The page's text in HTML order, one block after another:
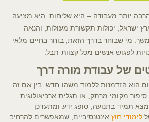
יותר מעבודה – היא שליחות. היא מציעה
ישראל, יכולות תקשורת מעולות, והנאה
מי שבוחר בדרך הזאת, בוחר בחיים מלאי
לפגוש אנשים מכל קצוות תבל.
של עבודת מורה דרך
הוא הזדמנות ללמוד משהו חדש. בין אם זה
סיפור מקומי מרתק, או תגלית ארכיאולוגית
תמיד בתנועה, סופג ידע ומתעדכן
לימודי חוץ אינטנסיביים, שמאפשרים להרחיב